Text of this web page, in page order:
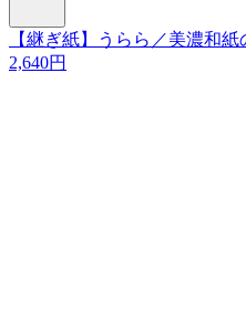
【継ぎ紙】うらら／美濃和
2,640円